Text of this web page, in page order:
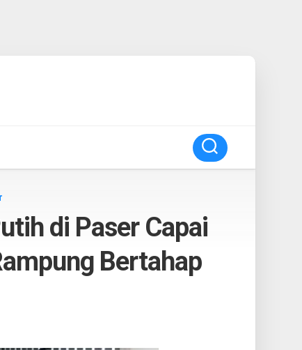
di Paser Capai
Bertahap